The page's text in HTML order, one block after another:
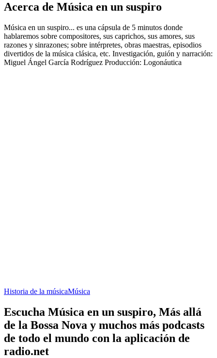
Acerca de Música en un suspiro
Música en un suspiro... es una cápsula de 5 minutos donde
hablaremos sobre compositores, sus caprichos, sus amores, sus
razones y sinrazones; sobre intérpretes, obras maestras, episodios
divertidos de la música clásica, etc. Investigación, guión y narración:
Miguel Ángel García Rodríguez Producción: Logonáutica
Historia de la músicaMúsica
Escucha Música en un suspiro, Más allá
de la Bossa Nova y muchos más podcasts
de todo el mundo con la aplicación de
radio.net